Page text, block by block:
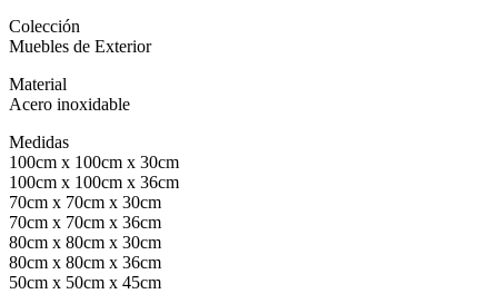
Colección
Muebles de Exterior
Material
Acero inoxidable
Medidas
100cm x 100cm x 30cm
100cm x 100cm x 36cm
70cm x 70cm x 30cm
70cm x 70cm x 36cm
80cm x 80cm x 30cm
80cm x 80cm x 36cm
50cm x 50cm x 45cm